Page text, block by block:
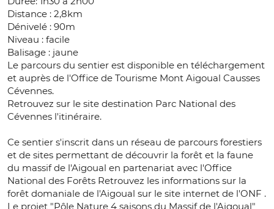
Distance : 2,8km
Dénivelé : 90m
Niveau : facile
Balisage : jaune
Le parcours du sentier est disponible en téléchargement
et auprès de l'Office de Tourisme Mont Aigoual Causses
Cévennes.
Retrouvez sur le site destination Parc National des
Cévennes l'itinéraire.
Ce sentier s'inscrit dans un réseau de parcours forestiers
et de sites permettant de découvrir la forêt et la faune
du massif de l'Aigoual en partenariat avec l'Office
National des Forêts Retrouvez les informations sur la
forêt domaniale de l'Aigoual sur le site internet de l'ONF .
Le projet "Pôle Nature 4 saisons du Massif de l'Aigoual"